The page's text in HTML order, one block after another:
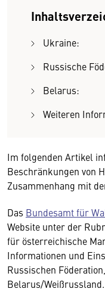
Ukraine:
Russische
Belarus:
Weiteren
Im folgenden Artikel
Beschränkungen von
Zusammenhang mit
Das Bundesamt für
Website unter der
für österreichische
Informationen und
Russischen
Belarus/Weißrussland.